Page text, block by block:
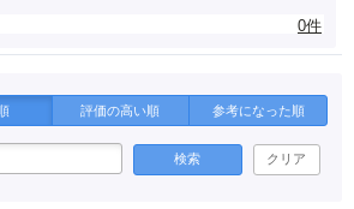
0件
評価の高い順 参考になった順
検索 クリア